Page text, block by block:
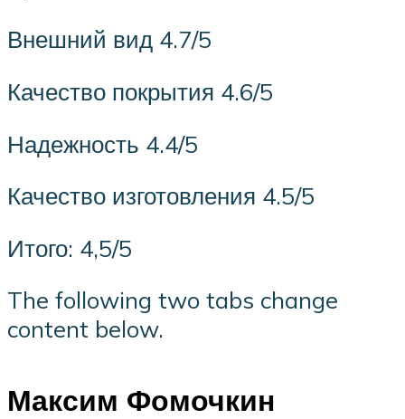
Внешний вид 4.7/5
Качество покрытия 4.6/5
Надежность 4.4/5
Качество изготовления 4.5/5
Итого: 4,5/5
The following two tabs change
content below.
Максим Фомочкин